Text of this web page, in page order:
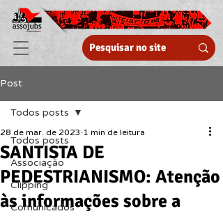
Post
Todos posts
Associação
Clipping
Comunicados
Todos posts
SANTISTA DE
PEDESTRIANISMO: Atenção
às informações sobre a
28 de mar. de 2023 1 min de leitura